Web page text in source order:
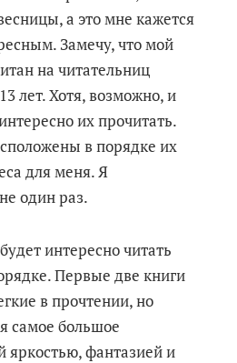
а это мне кажется
Замечу, что мой
на читательниц
лет. Хотя, возможно, и
их прочитать.
в порядке их
для меня. Я
один раз.
интересно читать
Первые две книги
в прочтении, но
самое большое
яркостью, фантазией и